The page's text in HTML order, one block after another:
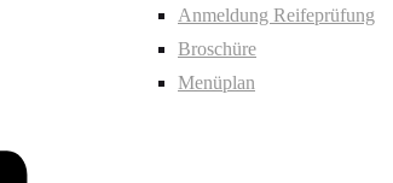
Anmeldung Reifeprüfung
Broschüre
Menüplan